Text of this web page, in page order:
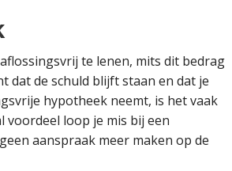
te lenen, mits dit bedrag
dat de schuld blijft staan en dat je
hypotheek neemt, is het vaak
voordeel loop je mis bij een
aanspraak meer maken op de